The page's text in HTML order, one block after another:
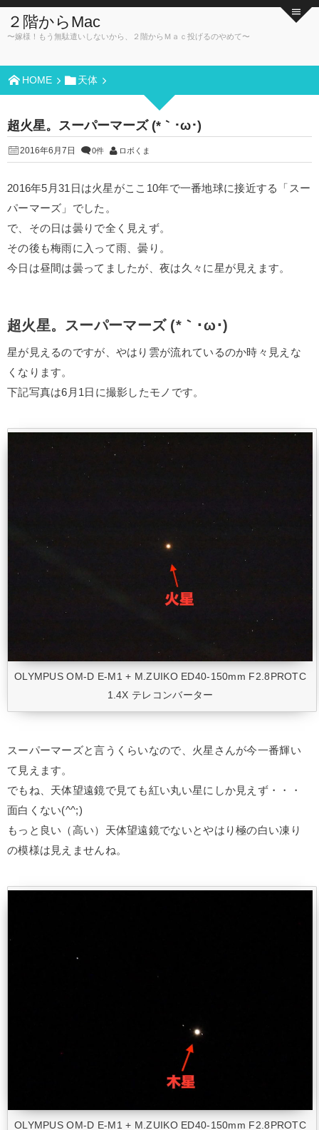
２階からMac
〜嫁様！もう無駄遣いしないから、２階からＭａｃ投げるのやめて〜
HOME 天体
超火星。スーパーマーズ (*｀･ω･)ゞ
2016年6月7日 0件 ロボくま
2016年5月31日は火星がここ10年で一番地球に接近する「スー
パーマーズ」でした。
で、その日は曇りで全く見えず。
その後も梅雨に入って雨、曇り。
今日は昼間は曇ってましたが、夜は久々に星が見えます。
超火星。スーパーマーズ (*｀･ω･)ゞ
星が見えるのですが、やはり雲が流れているのか時々見えな
くなります。
下記写真は6月1日に撮影したモノです。
OLYMPUS OM-D E-M1 + M.ZUIKO ED40-150mm F2.8PROTC
1.4X テレコンバーター
スーパーマーズと言うくらいなので、火星さんが今一番輝い
て見えます。
でもね、天体望遠鏡で見ても紅い丸い星にしか見えず・・・
面白くない(^^;)
もっと良い（高い）天体望遠鏡でないとやはり極の白い凍り
の模様は見えませんね。
OLYMPUS OM-D E-M1 + M.ZUIKO ED40-150mm F2.8PROTC